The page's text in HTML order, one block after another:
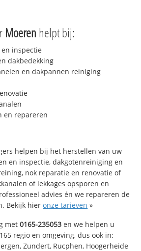
Moeren helpt bij:
inspectie
dakbedekking
en dakpannen reiniging
en repareren
helpen bij het herstellen van uw
en inspectie, dakgotenreiniging en
nok reparatie en renovatie of
of lekkages opsporen en
advies én we repareren de
Bekijk hieronze tarieven »
met0165-235053 en we helpen u
regio en omgeving, dus ook in:
Zundert, Rucphen, Hoogerheide